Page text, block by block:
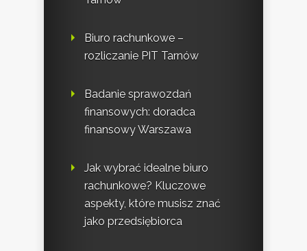
Biuro rachunkowe –
rozliczanie PIT Tarnów
Badanie sprawozdań
finansowych: doradca
finansowy Warszawa
Jak wybrać idealne biuro
rachunkowe? Kluczowe
aspekty, które musisz znać
jako przedsiębiorca